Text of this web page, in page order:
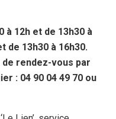
à 12h et de 13h30 à
de 13h30 à 16h30.
de rendez-vous par
: 04 90 04 49 70 ou